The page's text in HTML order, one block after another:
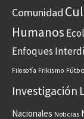
Comunidad
Humanos
Enfoques
Filosofía Frikismo
Investigación
Nacionales Noticias